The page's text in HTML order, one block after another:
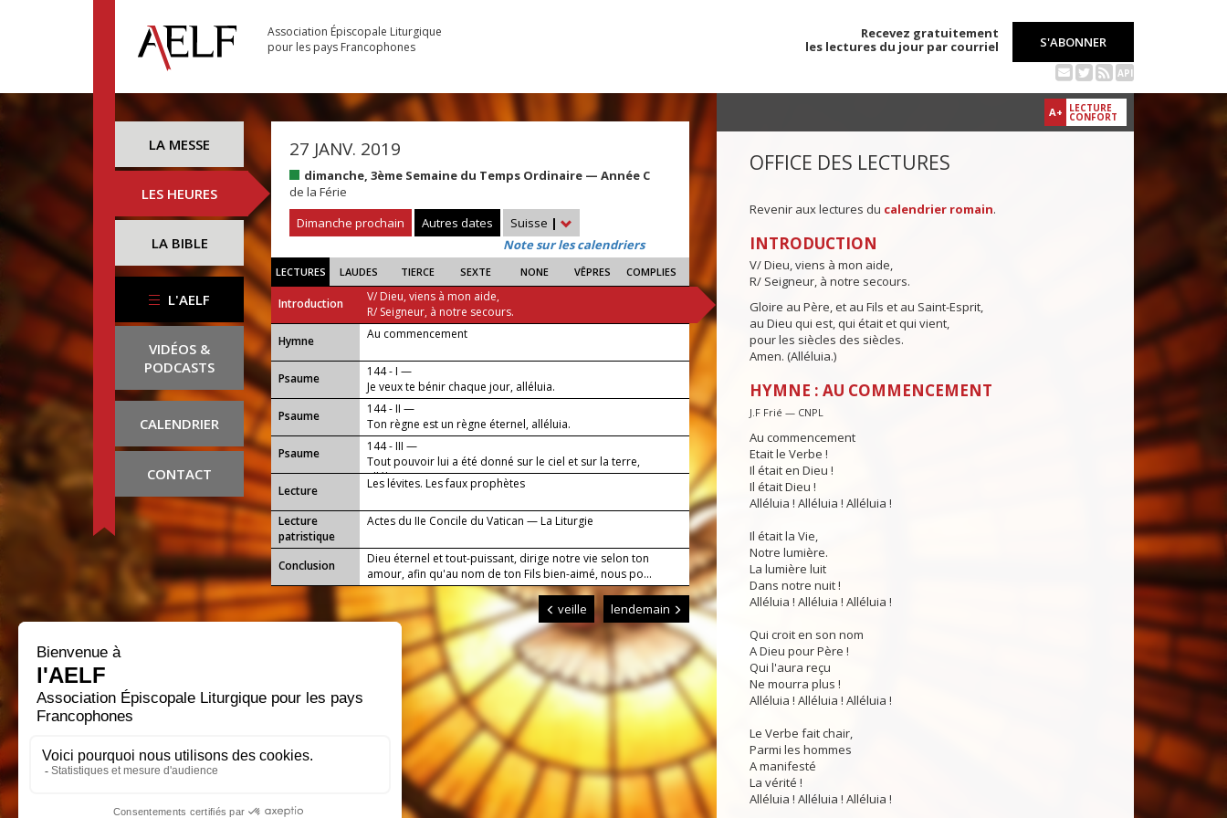
Association Épiscopale Liturgique
pour les pays Francophones
Recevez gratuitement
les lectures du jour par courriel
S'ABONNER
API
LA MESSE
LES HEURES
LA BIBLE
L'AELF
VIDÉOS &
PODCASTS
CALENDRIER
CONTACT
27 JANV. 2019
dimanche, 3ème Semaine du Temps Ordinaire — Année C
de la Férie
Dimanche prochain
Autres dates Suisse |
Note sur les calendriers
LECTURES LAUDES TIERCE SEXTE NONE VÊPRES COMPLIES
Introduction
V/ Dieu, viens à mon aide,
R/ Seigneur, à notre secours.
...
Hymne Au commencement
Psaume
144 - I —
Je veux te bénir chaque jour, alléluia.
Psaume
144 - II —
Ton règne est un règne éternel, alléluia.
Psaume
144 - III —
Tout pouvoir lui a été donné sur le ciel et sur la terre,
alléluia.
Lecture
Les lévites. Les faux prophètes
Lecture
patristique
Actes du IIe Concile du Vatican — La Liturgie
Conclusion
Dieu éternel et tout-puissant, dirige notre vie selon ton
amour, afin qu'au nom de ton Fils bien-aimé, nous po...
veille lendemain
A+ LECTURE
CONFORT
OFFICE DES LECTURES
Revenir aux lectures du calendrier romain.
INTRODUCTION
V/ Dieu, viens à mon aide,
R/ Seigneur, à notre secours.
Gloire au Père, et au Fils et au Saint-Esprit,
au Dieu qui est, qui était et qui vient,
pour les siècles des siècles.
Amen. (Alléluia.)
HYMNE : AU COMMENCEMENT
J.F Frié — CNPL
Au commencement
Etait le Verbe !
Il était en Dieu !
Il était Dieu !
Alléluia ! Alléluia ! Alléluia !
Il était la Vie,
Notre lumière.
La lumière luit
Dans notre nuit !
Alléluia ! Alléluia ! Alléluia !
Qui croit en son nom
A Dieu pour Père !
Qui l'aura reçu
Ne mourra plus !
Alléluia ! Alléluia ! Alléluia !
Le Verbe fait chair,
Parmi les hommes
A manifesté
La vérité !
Alléluia ! Alléluia ! Alléluia !